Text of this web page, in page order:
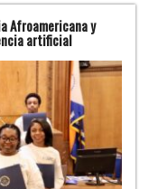
Afroamericana y
artificial